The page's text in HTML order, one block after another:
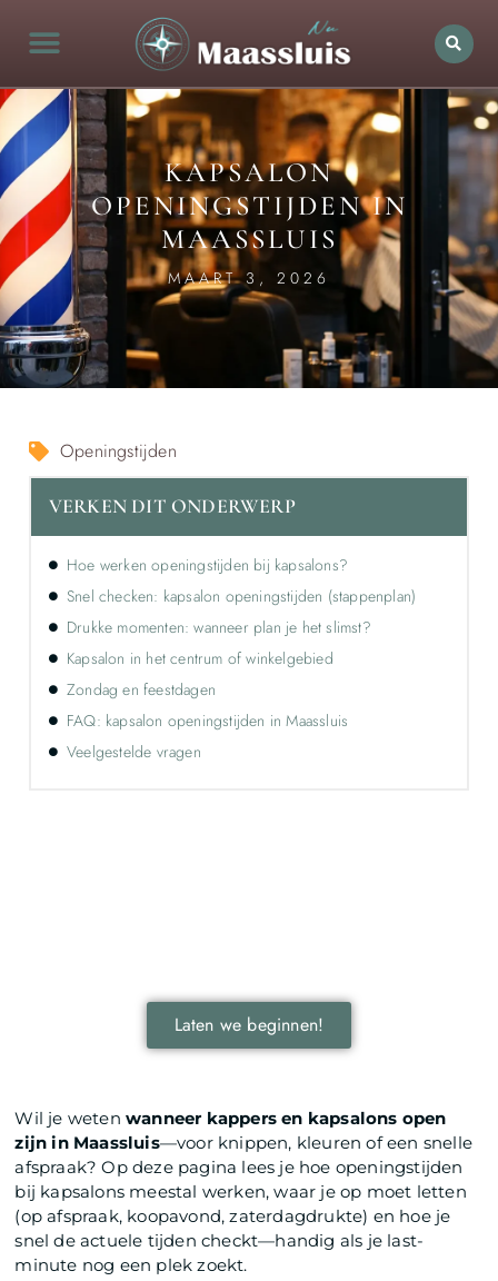
KAPSALON
OPENINGSTIJDEN IN
MAASSLUIS
MAART 3, 2026
Wil je wetenwanneer kappers en kapsalons open
zijn in Maassluis—voor knippen, kleuren of een snelle
afspraak? Op deze pagina lees je hoe openingstijden
bij kapsalons meestal werken, waar je op moet letten
(op afspraak, koopavond, zaterdagdrukte) en hoe je
snel de actuele tijden checkt—handig als je last-
minute nog een plek zoekt.
Openingstijden
VERKEN DIT ONDERWERP
Hoe werken openingstijden bij kapsalons?
Snel checken: kapsalon openingstijden (stappenplan)
Drukke momenten: wanneer plan je het slimst?
Kapsalon in het centrum of winkelgebied
Zondag en feestdagen
FAQ: kapsalon openingstijden in Maassluis
Veelgestelde vragen
Laten we beginnen!